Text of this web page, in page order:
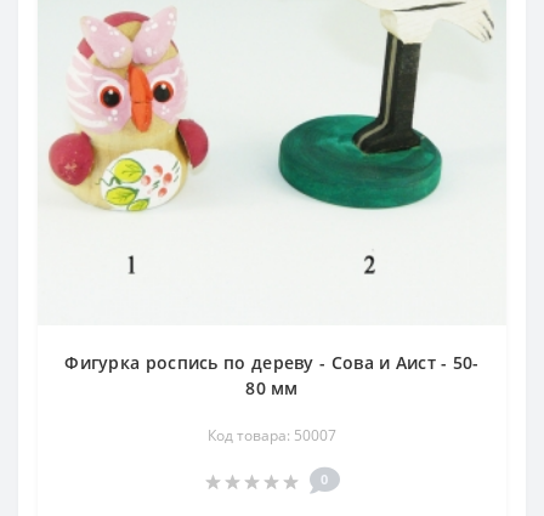
Фигурка роспись по дереву - Сова и Аист - 50-
80 мм
Код товара: 50007
0